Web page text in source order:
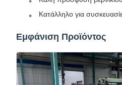
Κατάλληλο για
Εμφάνιση Προϊόντος